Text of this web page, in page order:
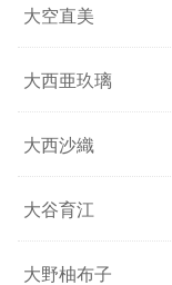
大空直美
大西亜玖璃
大西沙織
大谷育江
大野柚布子